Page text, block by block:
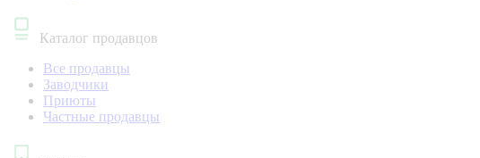
Каталог продавцов
Все продавцы
Заводчики
Приюты
Частные продавцы